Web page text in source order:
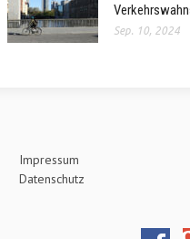
Sep. 10, 2024
Impressum
Datenschutz